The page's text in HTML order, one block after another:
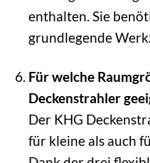
enthalten. Sie
grundlegende
Für welche
Deckenstrahler
Der KHG
für kleine als auch